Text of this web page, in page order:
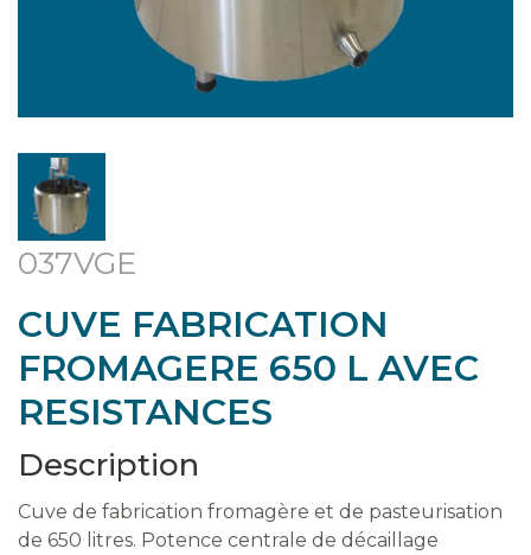
037VGE
CUVE FABRICATION
FROMAGERE 650 L AVEC
RESISTANCES
Description
Cuve de fabrication fromagère et de pasteurisation
de 650 litres. Potence centrale de décaillage